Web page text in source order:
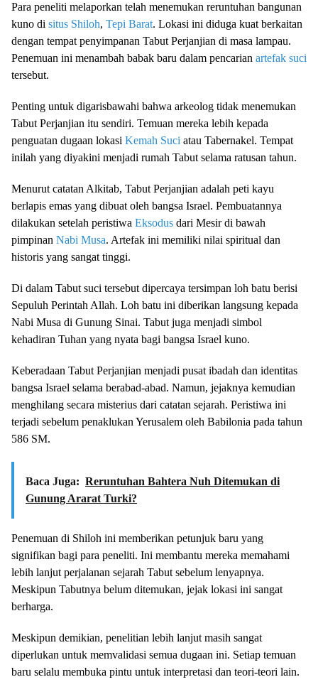
Para peneliti melaporkan telah menemukan reruntuhan bangunan
kuno di situs Shiloh, Tepi Barat. Lokasi ini diduga kuat berkaitan
dengan tempat penyimpanan Tabut Perjanjian di masa lampau.
Penemuan ini menambah babak baru dalam pencarian artefak suci
tersebut.
Penting untuk digarisbawahi bahwa arkeolog tidak menemukan
Tabut Perjanjian itu sendiri. Temuan mereka lebih kepada
penguatan dugaan lokasi Kemah Suci atau Tabernakel. Tempat
inilah yang diyakini menjadi rumah Tabut selama ratusan tahun.
Menurut catatan Alkitab, Tabut Perjanjian adalah peti kayu
berlapis emas yang dibuat oleh bangsa Israel. Pembuatannya
dilakukan setelah peristiwa Eksodus dari Mesir di bawah
pimpinan Nabi Musa. Artefak ini memiliki nilai spiritual dan
historis yang sangat tinggi.
Di dalam Tabut suci tersebut dipercaya tersimpan loh batu berisi
Sepuluh Perintah Allah. Loh batu ini diberikan langsung kepada
Nabi Musa di Gunung Sinai. Tabut juga menjadi simbol
kehadiran Tuhan yang nyata bagi bangsa Israel kuno.
Keberadaan Tabut Perjanjian menjadi pusat ibadah dan identitas
bangsa Israel selama berabad-abad. Namun, jejaknya kemudian
menghilang secara misterius dari catatan sejarah. Peristiwa ini
terjadi sebelum penaklukan Yerusalem oleh Babilonia pada tahun
586 SM.
Baca Juga: Reruntuhan Bahtera Nuh Ditemukan di
Gunung Ararat Turki?
Penemuan di Shiloh ini memberikan petunjuk baru yang
signifikan bagi para peneliti. Ini membantu mereka memahami
lebih lanjut perjalanan sejarah Tabut sebelum lenyapnya.
Meskipun Tabutnya belum ditemukan, jejak lokasi ini sangat
berharga.
Meskipun demikian, penelitian lebih lanjut masih sangat
diperlukan untuk memvalidasi semua dugaan ini. Setiap temuan
baru selalu membuka pintu untuk interpretasi dan teori-teori lain.